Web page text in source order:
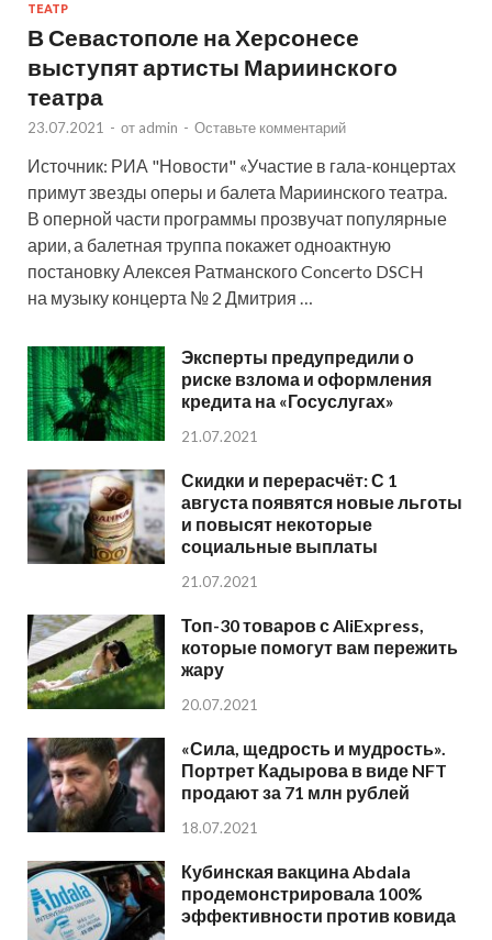
ТЕАТР
В Севастополе на Херсонесе
выступят артисты Мариинского
театра
23.07.2021 - от admin - Оставьте комментарий
Источник: РИА "Новости" «Участие в гала-концертах
примут звезды оперы и балета Мариинского театра.
В оперной части программы прозвучат популярные
арии, а балетная труппа покажет одноактную
постановку Алексея Ратманского Concerto DSCH
на музыку концерта № 2 Дмитрия …
Эксперты предупредили о
риске взлома и оформления
кредита на «Госуслугах»
21.07.2021
Скидки и перерасчёт: С 1
августа появятся новые льготы
и повысят некоторые
социальные выплаты
21.07.2021
Топ-30 товаров с AliExpress,
которые помогут вам пережить
жару
20.07.2021
«Сила, щедрость и мудрость».
Портрет Кадырова в виде NFT
продают за 71 млн рублей
18.07.2021
Кубинская вакцина Abdala
продемонстрировала 100%
эффективности против ковида